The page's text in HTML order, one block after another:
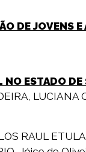
DE JOVENS
NO ESTADO DE
, LUCIANA
RAUL